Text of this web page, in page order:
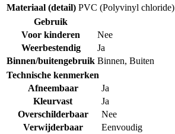
Materiaal (detail) PVC (Polyvinyl chloride)
Gebruik
Voor kinderen
Nee
Weerbestendig
Ja
Binnen/buitengebruik Binnen, Buiten
Technische kenmerken
Afneembaar
Ja
Kleurvast
Ja
Overschilderbaar
Nee
Verwijderbaar
Eenvoudig